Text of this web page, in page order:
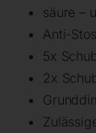
säure –
Anti-
5x
2x